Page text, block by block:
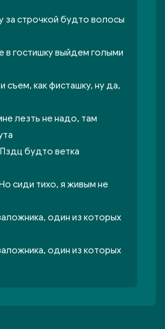
за строчкой будто волосы
в гостишку выйдем голыми
съем, как фисташку, ну да,
лезть не надо, там
будто ветка
сиди тихо, я живым не
один из которых
один из которых